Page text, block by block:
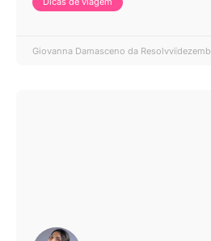
Giovanna Damasceno da Resolvvi